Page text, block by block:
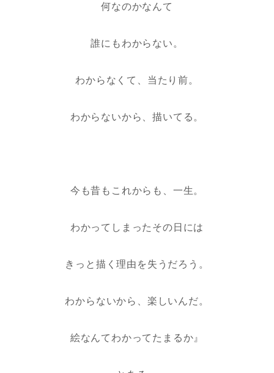
何なのかなんて
誰にもわからない。
わからなくて、当たり前。
わからないから、描いてる。
今も昔もこれからも、一生。
わかってしまったその日には
きっと描く理由を失うだろう。
わからないから、楽しいんだ。
絵なんてわかってたまるか』